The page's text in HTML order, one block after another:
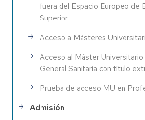
fuera del Espacio Europeo de
Superior
Acceso a Másteres
Acceso al Máster Universitario
General Sanitaria con título
Prueba de acceso MU en
Admisión